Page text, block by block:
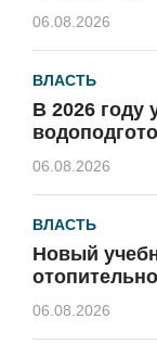
06.08.2026
ВЛАСТЬ
В 2026 году
06.08.2026
ВЛАСТЬ
Новый
06.08.2026